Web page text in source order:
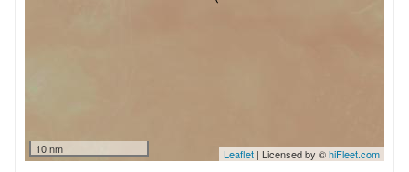
10 nm Leaflet | Licensed by ©hiFleet.com